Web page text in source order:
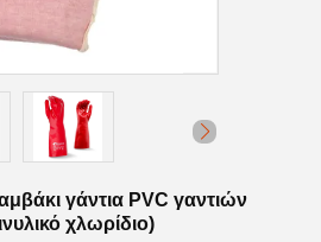
γάντια PVC γαντιών
χλωρίδιο)